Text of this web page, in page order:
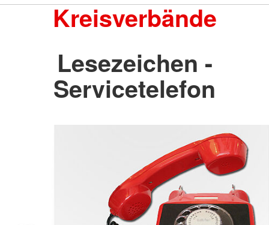
Kreisverbände
Lesezeichen -
Servicetelefon